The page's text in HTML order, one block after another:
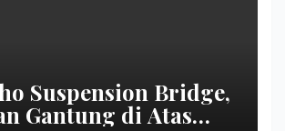
Suspension Bridge,
Gantung di Atas